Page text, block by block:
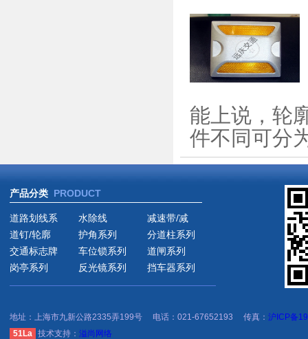
能上说，轮
件不同可分
产品分类 PRODUCT
道路划线系 水除线
减速带/减
道钉/轮廓
护角系列
分道柱系列
交通标志牌
车位锁系列
道闸系列
岗亭系列
反光镜系列 挡车器系列
地址：上海市九新公路2335弄199号 电话：021-67652193 传真： 沪ICP备
51La
技术支持： 溢尚网络